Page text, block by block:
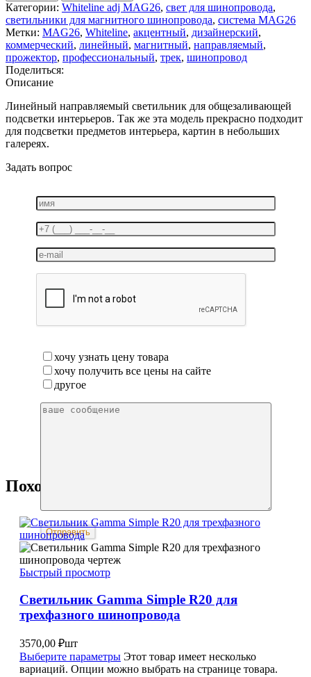
Категории: Whiteline adj MAG26, свет для шинопровода,
светильники для магнитного шинопровода, система MAG26
Метки: MAG26, Whiteline, акцентный, дизайнерский,
коммерческий, линейный, магнитный, направляемый,
прожектор, профессиональный, трек, шинопровод
Поделиться:
Описание
Линейный направляемый светильник для общезаливающей
подсветки интерьеров. Так же эта модель прекрасно подходит
для подсветки предметов интерьера, картин в небольших
галереях.
Задать вопрос
хочу узнать цену товара
хочу получить все цены на сайте
другое
Похожие
Быстрый просмотр
Светильник Gamma Simple R20 для
трехфазного шинопровода
3570,00 ₽шт
Выберите параметры Этот товар имеет несколько
вариаций. Опции можно выбрать на странице товара.